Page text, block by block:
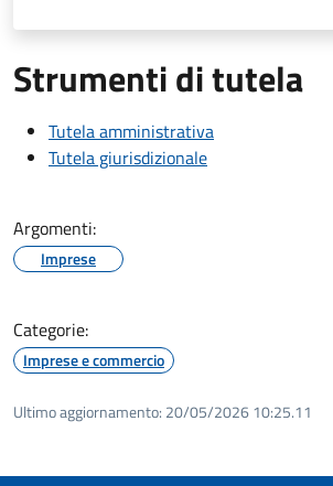
Strumenti di tutela
Tutela amministrativa
Tutela giurisdizionale
Argomenti:
Imprese
Categorie:
Imprese e commercio
Ultimo aggiornamento: 20/05/2026 10:25.11